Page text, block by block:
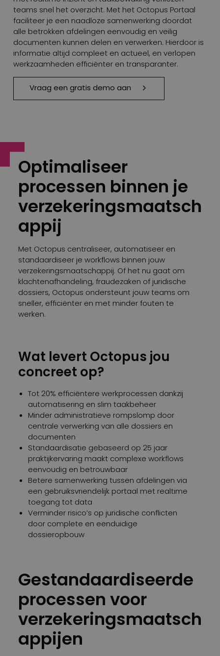
teams snel het overzicht. Met het Octopus Portaal
faciliteer je een naadloze samenwerking doordat
alle betrokken afdelingen eenvoudig en veilig
documenten kunnen delen en verwerken. Hierdoor is
informatie altijd compleet en actueel, en verlopen
werkzaamheden efficiënter en transparanter.
Vraag een gratis demo aan
Optimaliseer
processen binnen je
verzekeringsmaatsch
appij
Met Octopus centraliseer, automatiseer en
standaardiseer je workflows binnen jouw
verzekeringsmaatschappij. Of het nu gaat om
klachtenafhandeling, fraudezaken of juridische
dossiers, Octopus ondersteunt jouw teams om
sneller, efficiënter en met minder fouten te
werken.
Wat levert Octopus jou
concreet op?
Tot 20% efficiëntere werkprocessen dankzij
automatisering en slim taakbeheer
Minder administratieve rompslomp door
centrale verwerking van alle dossiers en
documenten
Standaardisatie gebaseerd op 25 jaar
praktijkervaring maakt complexe workflows
eenvoudig en betrouwbaar
Betere samenwerking tussen afdelingen via
een gebruiksvriendelijk portaal met realtime
toegang tot data
Verminder risico’s op juridische conflicten
door complete en eenduidige
dossieropbouw
Gestandaardiseerde
processen voor
verzekeringsmaatsch
appijen